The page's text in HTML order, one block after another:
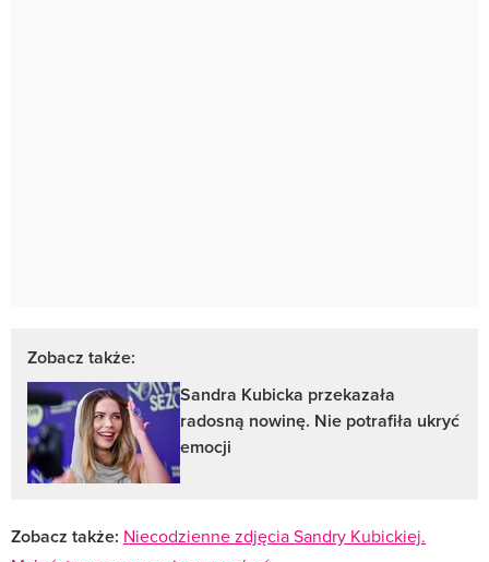
Zobacz także:
Sandra Kubicka przekazała
radosną nowinę. Nie potrafiła ukryć
emocji
Zobacz także: Niecodzienne zdjęcia Sandry Kubickiej.